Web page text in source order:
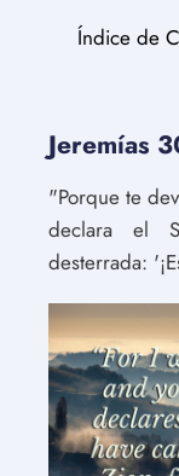
Índice de
Jeremías
"Porque te
declara el
desterrada: